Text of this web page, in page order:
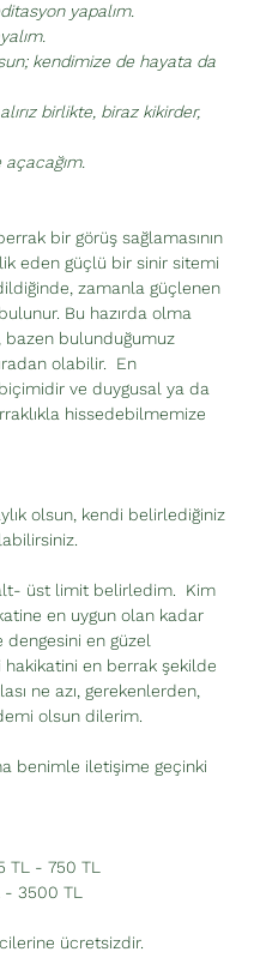
yapalım.
kendimize de hayata da
birlikte, biraz kikirder,
bir görüş sağlamasının
eden güçlü bir sinir sitemi
zamanla güçlenen
Bu hazırda olma
bazen bulunduğumuz
olabilir.  En
ve duygusal ya da
hissedebilmemize
olsun, kendi belirlediğiniz
üst limit belirledim.  Kim
en uygun olan kadar
en güzel
hakikatini en berrak şekilde
ne azı, gerekenlerden,
olsun dilerim.
benimle iletişime geçinki
TL - 750 TL
- 3500 TL
ücretsizdir.